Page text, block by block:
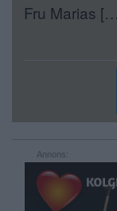
Fru Marias
Annons: